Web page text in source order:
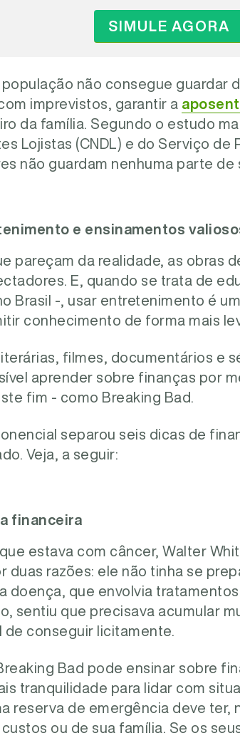
SIMULE AGORA
não consegue guardar
imprevistos, garantir a
da família. Segundo o estudo
Lojistas (CNDL) e do Serviço de
não guardam nenhuma parte de
e ensinamentos
pareçam da realidade, as obras
E, quando se trata de
Brasil -, usar entretenimento é
conhecimento de forma mais
filmes, documentários e
aprender sobre finanças por
fim - como Breaking Bad.
separou seis dicas de
Veja, a seguir:
financeira
estava com câncer, Walter
duas razões: ele não tinha se
doença, que envolvia
sentiu que precisava acumular
conseguir licitamente.
Bad pode ensinar sobre
tranquilidade para lidar com
reserva de emergência deve ter,
ou de sua família. Se os